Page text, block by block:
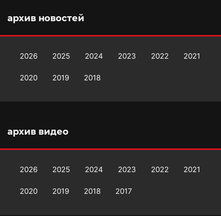
архив новостей
2026 2025 2024 2023 2022 2021
2020 2019 2018
архив видео
2026 2025 2024 2023 2022 2021
2020 2019 2018 2017